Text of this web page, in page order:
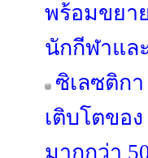
พร้อมขยา
นักกีฬาแล
ซิเลซติก
เติบโตขอ
มากกว่า